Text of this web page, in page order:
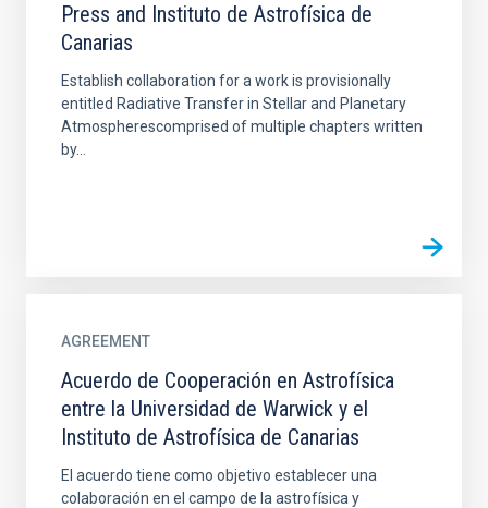
Press and Instituto de Astrofísica de
Canarias
Establish collaboration for a work is provisionally
entitled Radiative Transfer in Stellar and Planetary
Atmospherescomprised of multiple chapters written
by...
AGREEMENT
Acuerdo de Cooperación en Astrofísica
entre la Universidad de Warwick y el
Instituto de Astrofísica de Canarias
El acuerdo tiene como objetivo establecer una
colaboración en el campo de la astrofísica y